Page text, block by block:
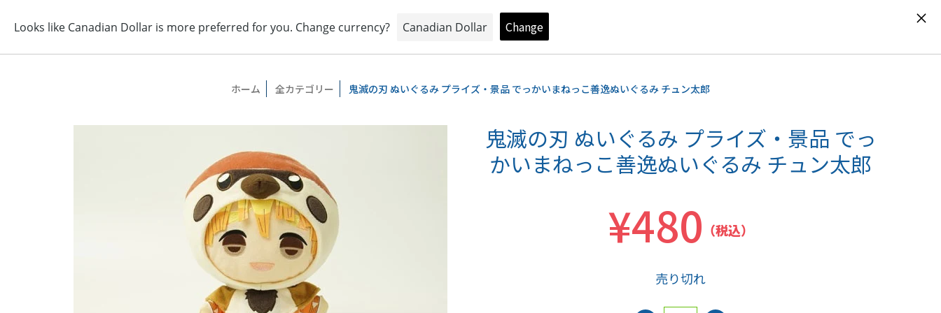
トイプラネットオンラインショップ
ホーム 全カテゴリー 鬼滅の刃 ぬいぐるみ プライズ・景品 でっかいまねっこ善逸ぬいぐるみ チュン太郎
鬼滅の刃 ぬいぐるみ プライズ・景品 でっ
かいまねっこ善逸ぬいぐるみ チュン太郎
¥480 （税込）
売り切れ